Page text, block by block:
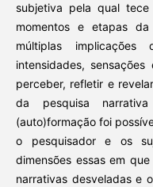
subjetiva pela qual
momentos e etapas
múltiplas
intensidades,
perceber, refletir e
da pesquisa
(auto)formação foi
o pesquisador e os
dimensões essas em
narrativas desveladas e